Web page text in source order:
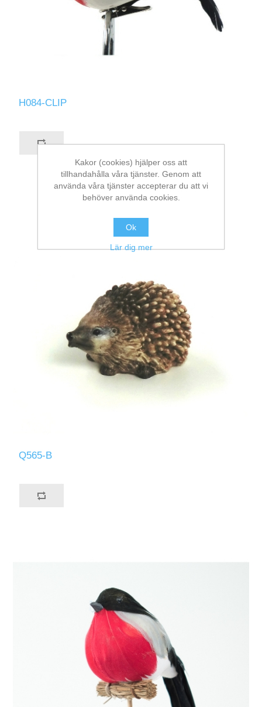
H084-CLIP
Q565-B
Kakor (cookies) hjälper oss att
tillhandahålla våra tjänster. Genom att
använda våra tjänster accepterar du att vi
behöver använda cookies.
Ok
Lär dig mer